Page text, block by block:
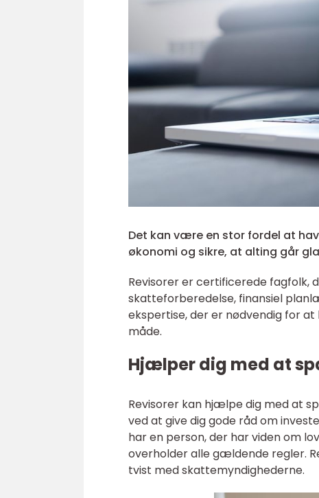
Det kan være en stor fordel at
økonomi og sikre, at alting går
Revisorer er certificerede fagfolk,
skatteforberedelse, finansiel
ekspertise, der er nødvendig for
måde.
Hjælper dig med at
Revisorer kan hjælpe dig med at
ved at give dig gode råd om
har en person, der har viden om
overholder alle gældende regler.
tvist med skattemyndighederne.